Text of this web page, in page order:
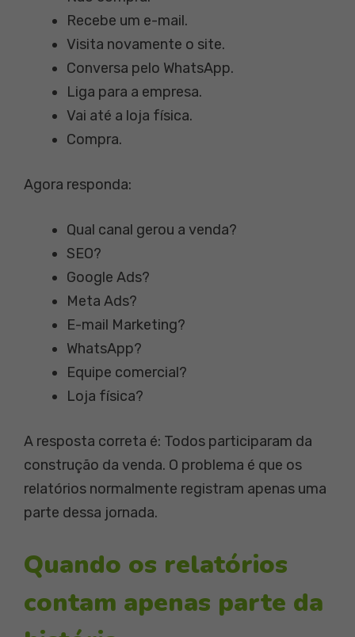
Recebe um e-mail.
Visita novamente o site.
Conversa pelo WhatsApp.
Liga para a empresa.
Vai até a loja física.
Compra.
Agora responda:
Qual canal gerou a venda?
SEO?
Google Ads?
Meta Ads?
E-mail Marketing?
WhatsApp?
Equipe comercial?
Loja física?
A resposta correta é: Todos participaram da
construção da venda. O problema é que os
relatórios normalmente registram apenas uma
parte dessa jornada.
Quando os relatórios
contam apenas parte da